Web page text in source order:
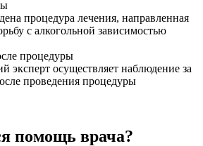
процедура лечения, направленная
с алкогольной зависимостью
процедуры
осуществляет наблюдение за
проведения процедуры
помощь врача?